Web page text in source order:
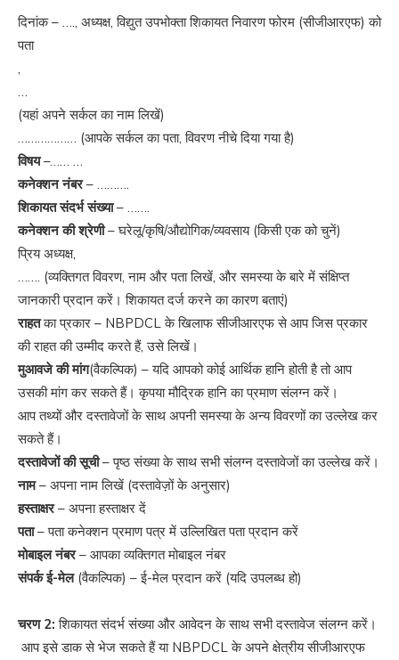
दिनांक – …., अध्यक्ष, विद्युत उपभोक्ता शिकायत निवारण फोरम (सीजीआरएफ) को
पता
,
…
(यहां अपने सर्कल का नाम लिखें)
……………… (आपके सर्कल का पता, विवरण नीचे दिया गया है)
विषय–…… …
कनेक्शन नंबर– ……….
शिकायत संदर्भ संख्या– …….
कनेक्शन की श्रेणी– घरेलू/कृषि/औद्योगिक/व्यवसाय (किसी एक को चुनें)
प्रिय अध्यक्ष,
……. (व्यक्तिगत विवरण, नाम और पता लिखें, और समस्या के बारे में संक्षिप्त
जानकारी प्रदान करें। शिकायत दर्ज करने का कारण बताएं)
राहतका प्रकार – NBPDCL के खिलाफ सीजीआरएफ से आप जिस प्रकार
की राहत की उम्मीद करते हैं, उसे लिखें।
मुआवजे की मांग(वैकल्पिक) – यदि आपको कोई आर्थिक हानि होती है तो आप
उसकी मांग कर सकते हैं। कृपया मौद्रिक हानि का प्रमाण संलग्न करें।
आप तथ्यों और दस्तावेजों के साथ अपनी समस्या के अन्य विवरणों का उल्लेख कर
सकते हैं।
दस्तावेजों की सूची– पृष्ठ संख्या के साथ सभी संलग्न दस्तावेजों का उल्लेख करें।
नाम– अपना नाम लिखें (दस्तावेज़ों के अनुसार)
हस्ताक्षर– अपना हस्ताक्षर दें
पता– पता कनेक्शन प्रमाण पत्र में उल्लिखित पता प्रदान करें
मोबाइल नंबर– आपका व्यक्तिगत मोबाइल नंबर
संपर्क ई-मेल(वैकल्पिक) – ई-मेल प्रदान करें (यदि उपलब्ध हो)
चरण 2: शिकायत संदर्भ संख्या और आवेदन के साथ सभी दस्तावेज संलग्न करें।
आप इसे डाक से भेज सकते हैं या NBPDCL के अपने क्षेत्रीय सीजीआरएफ